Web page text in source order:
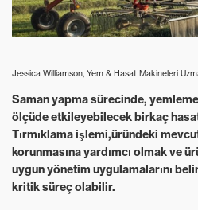
Jessica Williamson, Yem & Hasat Makineleri
Saman yapma sürecinde,
ölçüde etkileyebilecek birkaç
Tırmıklama işlemi,üründeki
korunmasına yardımcı olmak ve
uygun yönetim uygulamalarını
kritik süreç olabilir.